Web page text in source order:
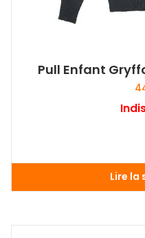
Pull Enfant
Lire la